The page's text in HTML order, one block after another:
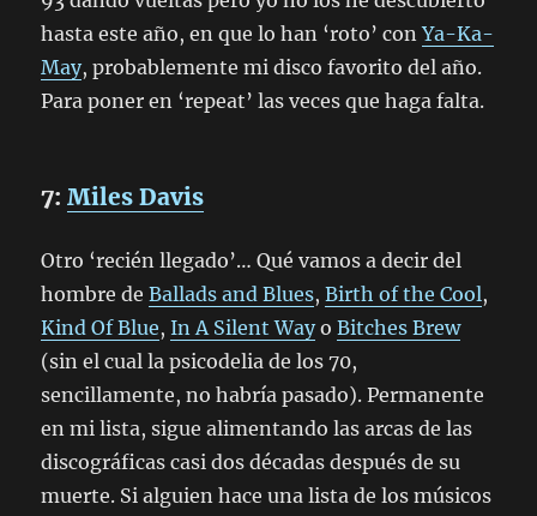
hasta este año, en que lo han ‘roto’ conYa-Ka-
May, probablemente mi disco favorito del año.
Para poner en ‘repeat’ las veces que haga falta.
7:Miles Davis
Otro ‘recién llegado’… Qué vamos a decir del
hombre deBallads and Blues,Birth of the Cool,
Kind Of Blue,In A Silent WayoBitches Brew
(sin el cual la psicodelia de los 70,
sencillamente, no habría pasado). Permanente
en mi lista, sigue alimentando las arcas de las
discográficas casi dos décadas después de su
muerte. Si alguien hace una lista de los músicos